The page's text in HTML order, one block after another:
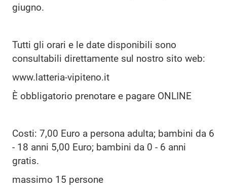
giugno.
Tutti gli orari e le date disponibili sono
consultabili direttamente sul nostro sito web:
www.latteria-vipiteno.it
È obbligatorio prenotare e pagare ONLINE
Costi: 7,00 Euro a persona adulta; bambini da 6
- 18 anni 5,00 Euro; bambini da 0 - 6 anni
gratis.
massimo 15 persone